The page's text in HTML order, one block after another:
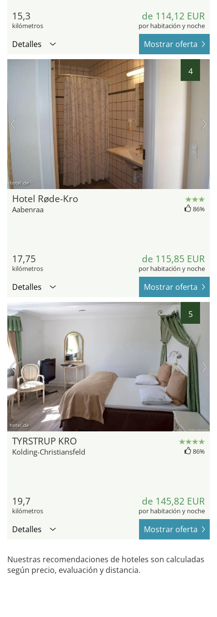
15,3
kilómetros
de 114,12 EUR
por habitación y noche
Detalles Mostrar oferta
4
hotel.de
Hotel Røde-Kro
Aabenraa 86%
17,75
kilómetros
de 115,85 EUR
por habitación y noche
Detalles Mostrar oferta
5
hotel.de
TYRSTRUP KRO
Kolding-Christiansfeld 86%
19,7
kilómetros
de 145,82 EUR
por habitación y noche
Detalles Mostrar oferta
Nuestras recomendaciones de hoteles son calculadas
según precio, evaluación y distancia.